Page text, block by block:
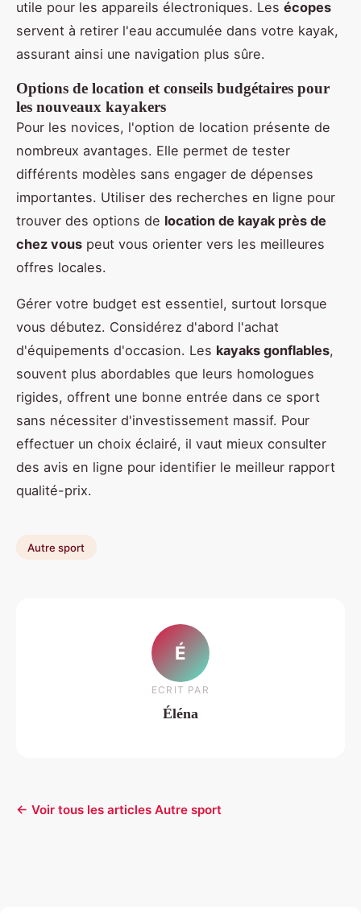
utile pour les appareils électroniques. Les écopes
servent à retirer l'eau accumulée dans votre kayak,
assurant ainsi une navigation plus sûre.
Options de location et conseils budgétaires pour
les nouveaux kayakers
Pour les novices, l'option de location présente de
nombreux avantages. Elle permet de tester
différents modèles sans engager de dépenses
importantes. Utiliser des recherches en ligne pour
trouver des options de location de kayak près de
chez vous peut vous orienter vers les meilleures
offres locales.
Gérer votre budget est essentiel, surtout lorsque
vous débutez. Considérez d'abord l'achat
d'équipements d'occasion. Les kayaks gonflables,
souvent plus abordables que leurs homologues
rigides, offrent une bonne entrée dans ce sport
sans nécessiter d'investissement massif. Pour
effectuer un choix éclairé, il vaut mieux consulter
des avis en ligne pour identifier le meilleur rapport
qualité-prix.
Autre sport
É
ECRIT PAR
Éléna
← Voir tous les articles Autre sport